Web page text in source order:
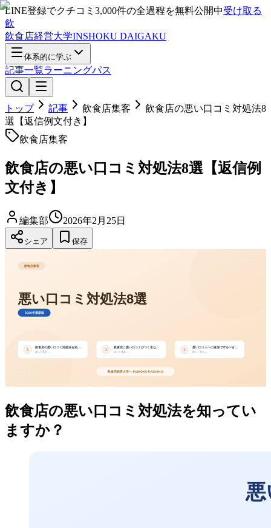
LINE登録でクチコミ3,000件の全過程を無料公開中受け取る
飲
飲食店経営大学INSHOKU DAIGAKU
体系的に学ぶ
記事一覧ラーニングパス
トップ 記事 飲食店集客
飲食店の悪い口コミ対処法8
選【返信例文付き】
飲食店集客
飲食店の悪い口コミ対処法8選【返信例
文付き】
編集部 2026年2月25日
シェア 保存
飲食店の悪い口コミ対処法を知ってい
ますか？